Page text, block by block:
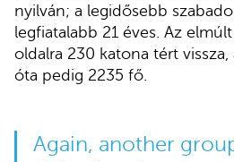
nyilván; a legidősebb
legfiatalabb 21 éves. Az
oldalra 230 katona tért
óta pedig 2235 fő.
Again, another